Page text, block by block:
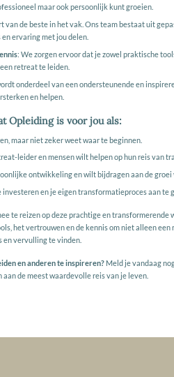
maar ook persoonlijk kunt groeien.
van de beste in het vak. Ons team bestaat uit
ervaring met jou delen.
: We zorgen ervoor dat je zowel praktische
retreat te leiden.
onderdeel van een ondersteunende en
en helpen.
Opleiding is voor jou als:
maar niet zeker weet waar te beginnen.
leider en mensen wilt helpen op hun reis van
ontwikkeling en wilt bijdragen aan de groei
investeren en je eigen transformatieproces aan te
te reizen op deze prachtige en transformerende
het vertrouwen en de kennis om niet alleen een
en vervulling te vinden.
en anderen te inspireren? Meld je vandaag
de meest waardevolle reis van je leven.